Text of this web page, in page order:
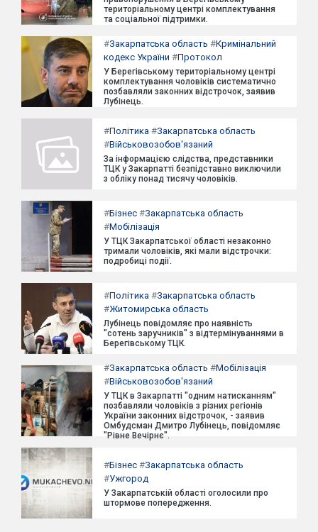
територіальному центрі комплектування
та соціальної підтримки.
#Закарпатська область #Кримінальний
кодекс України #Протокол
У Берегівському територіальному центрі
комплектування чоловіків систематично
позбавляли законних відстрочок, заявив
Лубінець.
#Політика #Закарпатська область
#Військовозобов'язаний
За інформацією слідства, представники
ТЦК у Закарпатті безпідставно виключили
з обліку понад тисячу чоловіків.
#Бізнес #Закарпатська область
#Мобілізація
У ТЦК Закарпатської області незаконно
тримали чоловіків, які мали відстрочки:
подробиці події.
#Політика #Закарпатська область
#Житомирська область
Лубінець повідомляє про наявність
"сотень заручників" з відтермінуваннями в
Берегівському ТЦК.
#Закарпатська область #Мобілізація
#Військовозобов'язаний
У ТЦК в Закарпатті "одним натисканням"
позбавляли чоловіків з різних регіонів
України законних відстрочок, - заявив
Омбудсман Дмитро Лубінець, повідомляє
"Рівне Вечірнє".
#Бізнес #Закарпатська область
#Ужгород
У Закарпатській області оголосили про
штормове попередження.